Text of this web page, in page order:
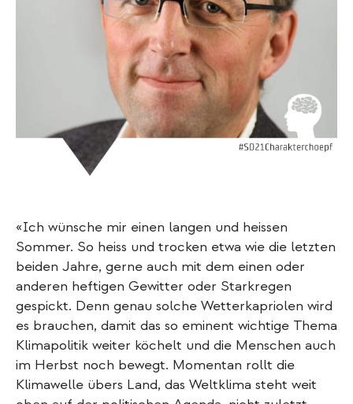
«Ich wünsche mir einen langen und heissen
Sommer. So heiss und trocken etwa wie die letzten
beiden Jahre, gerne auch mit dem einen oder
anderen heftigen Gewitter oder Starkregen
gespickt. Denn genau solche Wetterkapriolen wird
es brauchen, damit das so eminent wichtige Thema
Klimapolitik weiter köchelt und die Menschen auch
im Herbst noch bewegt. Momentan rollt die
Klimawelle übers Land, das Weltklima steht weit